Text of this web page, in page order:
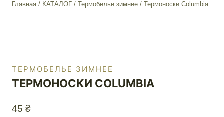
Главная / КАТАЛОГ / Термобелье зимнее / Термоноски Columbia
ТЕРМОБЕЛЬЕ ЗИМНЕЕ
ТЕРМОНОСКИ COLUMBIA
45 ₴